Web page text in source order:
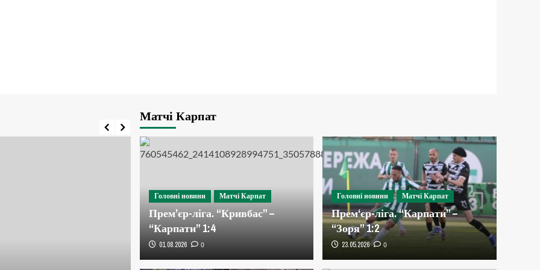
Матчі Карпат
Головні новини Матчі Карпат
Прем’єр-ліга. “Кривбас” –
“Карпати” 1:4
01.08.2026 0
Головні новини Матчі Карпат
Прем‘єр-ліга. “Карпати” –
“Зоря” 1:2
23.05.2026 0